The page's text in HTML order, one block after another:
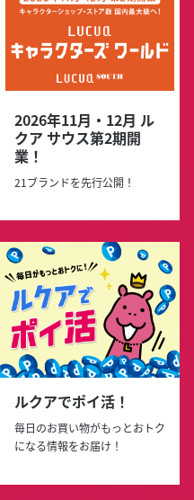
2026年11月・12月 ル
クア サウス第2期開
業！
21ブランドを先行公開！
ルクアでポイ活！
毎日のお買い物がもっとおトク
になる情報をお届け！